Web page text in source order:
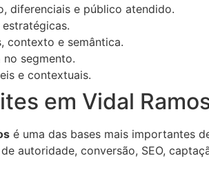
diferenciais e público atendido.
contexto e semântica.
segmento.
e contextuais.
em Vidal
é uma das bases mais importantes
autoridade, conversão, SEO,